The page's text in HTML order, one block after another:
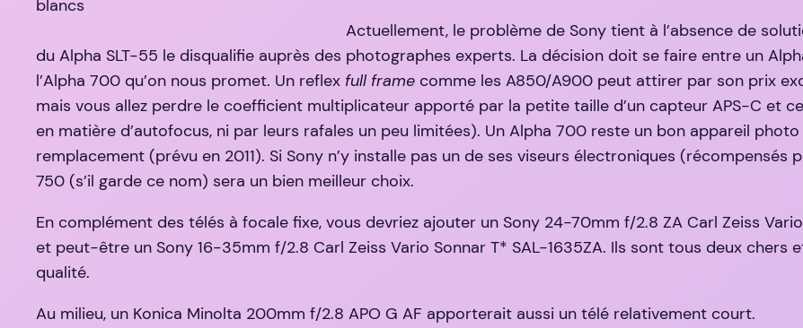
blancs
Actuellement, le problème de Sony tient à l’absence de
du Alpha SLT-55 le disqualifie auprès des photographes experts. La décision doit se faire entre un
l’Alpha 700 qu’on nous promet. Un reflex full frame comme les A850/A900 peut attirer par son prix
mais vous allez perdre le coefficient multiplicateur apporté par la petite taille d’un capteur APS-C et
en matière d’autofocus, ni par leurs rafales un peu limitées). Un Alpha 700 reste un bon appareil
remplacement (prévu en 2011). Si Sony n’y installe pas un de ses viseurs électroniques (récompensés
750 (s’il garde ce nom) sera un bien meilleur choix.
En complément des télés à focale fixe, vous devriez ajouter un Sony 24-70mm f/2.8 ZA Carl Zeiss
et peut-être un Sony 16-35mm f/2.8 Carl Zeiss Vario Sonnar T* SAL-1635ZA. Ils sont tous deux chers
qualité.
Au milieu, un Konica Minolta 200mm f/2.8 APO G AF apporterait aussi un télé relativement court.